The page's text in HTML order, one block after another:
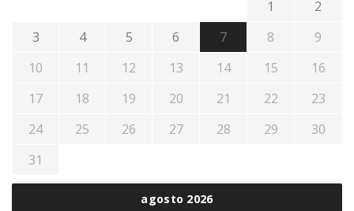
agosto 2026
1
2
3
4 5 6 7 8
9
10
11 12 13 14 15
16
17
18 19 20 21 22
23
24
25 26 27 28 29
30
31